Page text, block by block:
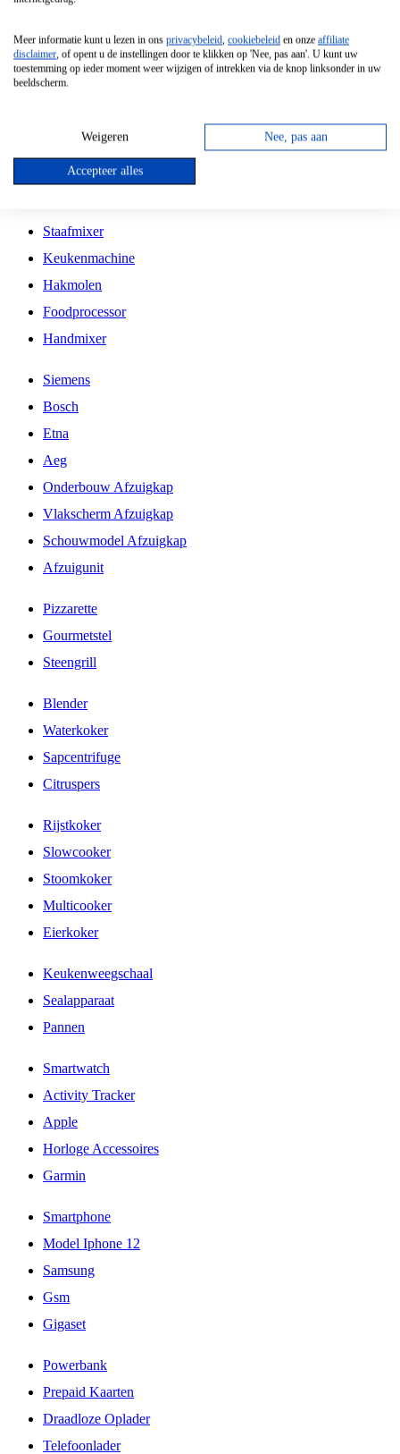
Vrijstaande Magnetron
Vrijstaande Kookplaat
Inbouw Gaskookplaat
Inbouw Keramische Kookplaat
Kookplaat Accessoires
Staafmixer
Keukenmachine
Hakmolen
Foodprocessor
Handmixer
Siemens
Bosch
Etna
Aeg
Onderbouw Afzuigkap
Vlakscherm Afzuigkap
Schouwmodel Afzuigkap
Afzuigunit
Pizzarette
Gourmetstel
Steengrill
Blender
Waterkoker
Sapcentrifuge
Citruspers
Rijstkoker
Slowcooker
Stoomkoker
Multicooker
Eierkoker
Keukenweegschaal
Sealapparaat
Pannen
Smartwatch
Activity Tracker
Apple
Horloge Accessoires
Garmin
Smartphone
Model Iphone 12
Samsung
Gsm
Gigaset
Powerbank
Prepaid Kaarten
Draadloze Oplader
Telefoonlader
Meer informatie kunt u lezen in ons privacybeleid, cookiebeleid en onze affiliate
disclaimer, of opent u de instellingen door te klikken op 'Nee, pas aan'. U kunt uw
toestemming op ieder moment weer wijzigen of intrekken via de knop linksonder in uw
beeldscherm.
Weigeren Nee, pas aan
Accepteer alles